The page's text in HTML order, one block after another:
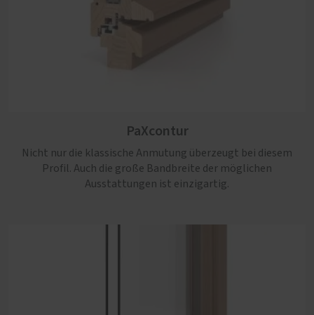
PaXcontur
Nicht nur die klassische Anmutung überzeugt bei diesem
Profil. Auch die große Bandbreite der möglichen
Ausstattungen ist einzigartig.
Die beste Wahl, wenn zeitgemäße Anforderungen an
Einbruchhemmung, Schall- und Wärmeschutz mit
authentischer Altbau-Optik einhergehen sollen.